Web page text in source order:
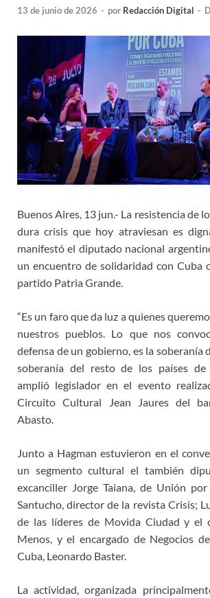
13 de junio de 2026 - por Redacción Digital -
Buenos Aires, 13 jun.- La resistencia de
dura crisis que hoy atraviesan es
manifestó el diputado nacional
un encuentro de solidaridad con Cuba
partido Patria Grande.
“Es un faro que da luz a quienes
nuestros pueblos. Lo que nos
defensa de un gobierno, es la soberanía
soberanía del resto de los países de
amplió legislador en el evento
Circuito Cultural Jean Jaures del
Abasto.
Junto a Hagman estuvieron en el
un segmento cultural el también
excanciller Jorge Taiana, de Unión
Santucho, director de la revista Crisis;
de las líderes de Movida Ciudad y el
Menos, y el encargado de Negocios
Cuba, Leonardo Baster.
La actividad, organizada